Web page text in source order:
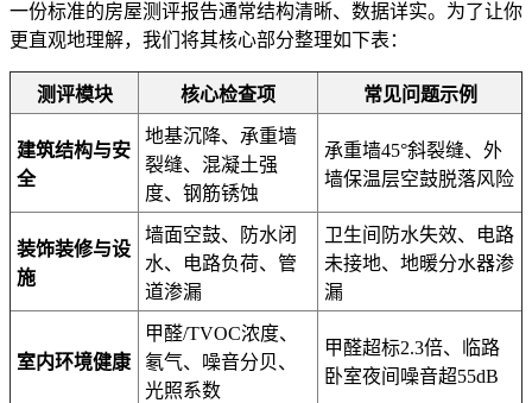
一份标准的房屋测评报告通常结构清晰、数据详实。为了让你
更直观地理解，我们将其核心部分整理如下表：
测评模块 核心检查项 常见问题示例
建筑结构与安
全
地基沉降、承重墙
裂缝、混凝土强
度、钢筋锈蚀
承重墙45°斜裂缝、外
墙保温层空鼓脱落风险
装饰装修与设
施
墙面空鼓、防水闭
水、电路负荷、管
道渗漏
卫生间防水失效、电路
未接地、地暖分水器渗
漏
室内环境健康
甲醛/TVOC浓度、
氡气、噪音分贝、
光照系数
甲醛超标2.3倍、临路
卧室夜间噪音超55dB